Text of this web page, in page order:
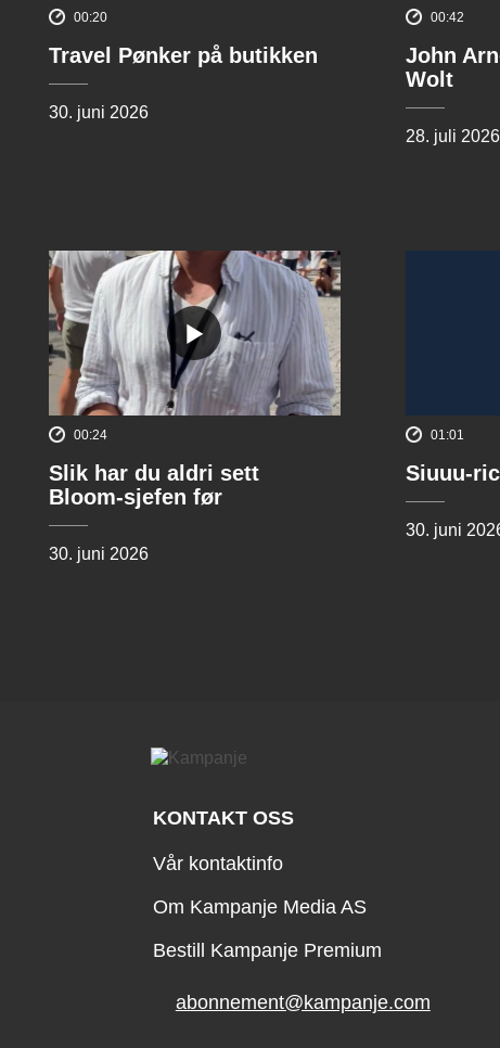
00:20
Travel Pønker på butikken
30. juni 2026
00:42
John
Wolt
28. juli 2026
00:24
Slik har du aldri sett
Bloom-sjefen før
30. juni 2026
01:01
Siuuu-
30. juni
KONTAKT OSS
Vår kontaktinfo
Om Kampanje Media AS
Bestill Kampanje Premium
abonnement@kampanje.com